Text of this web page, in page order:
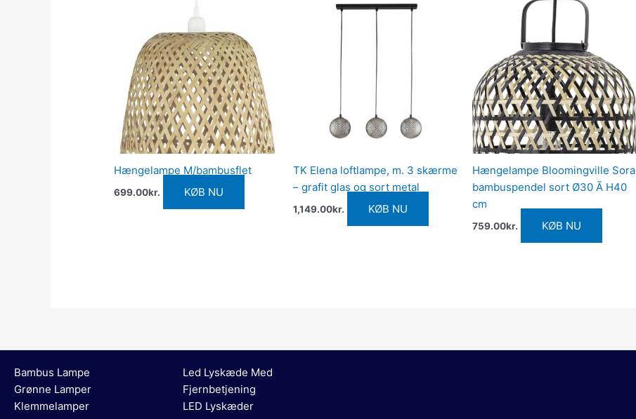
Hængelampe M/bambusflet
699.00kr. KØB NU
TK Elena loftlampe, m. 3 skærme
– grafit glas og sort metal
1,149.00kr. KØB NU
Hængelampe Bloomingville Sora
bambuspendel sort Ø30 Ã H40
cm
759.00kr. KØB NU
Bambus Lampe
Grønne Lamper
Klemmelamper
Led Lyskæde Med
Fjernbetjening
LED Lyskæder